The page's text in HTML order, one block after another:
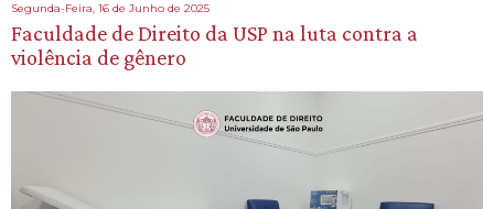
Segunda-Feira, 16 de Junho de 2025
Faculdade de Direito da USP na luta contra a
violência de gênero